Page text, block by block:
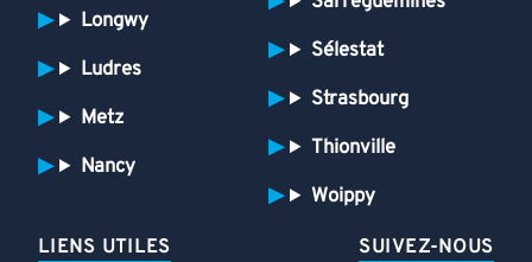
Longwy
Ludres
Metz
Nancy
Sélestat
Strasbourg
Thionville
Woippy
LIENS UTILES
SUIVEZ-NOUS